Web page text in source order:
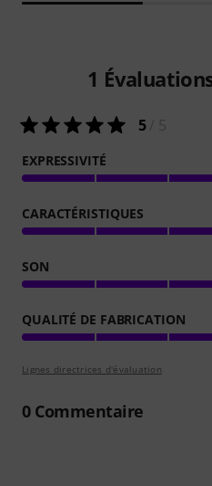
1
5/ 5
EXPRESSIVITÉ
CARACTÉRISTIQUES
SON
QUALITÉ DE FABRICATION
Lignes directrices d'évaluation
0Commentaire